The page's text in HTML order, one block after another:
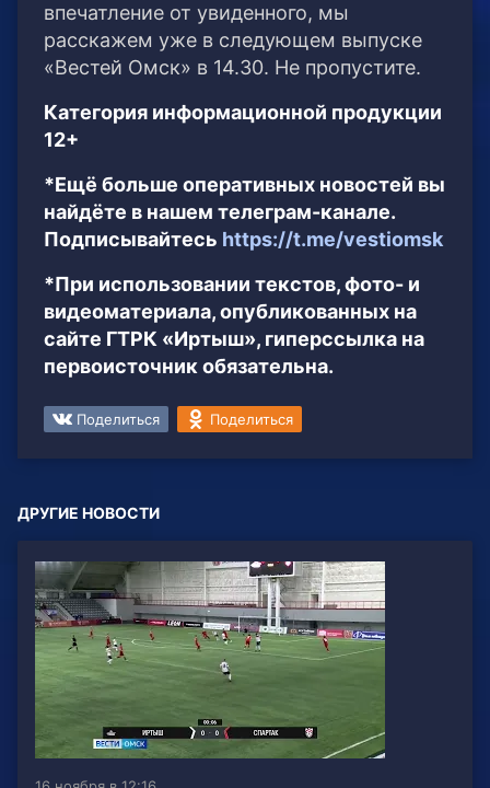
впечатление от увиденного, мы
расскажем уже в следующем выпуске
«Вестей Омск» в 14.30. Не пропустите.
Категория информационной продукции
12+
*Ещё больше оперативных новостей вы
найдёте в нашем телеграм-канале.
Подписывайтесь https://t.me/vestiomsk
*При использовании текстов, фото- и
видеоматериала, опубликованных на
сайте ГТРК «Иртыш», гиперссылка на
первоисточник обязательна.
Поделиться Поделиться
ДРУГИЕ НОВОСТИ